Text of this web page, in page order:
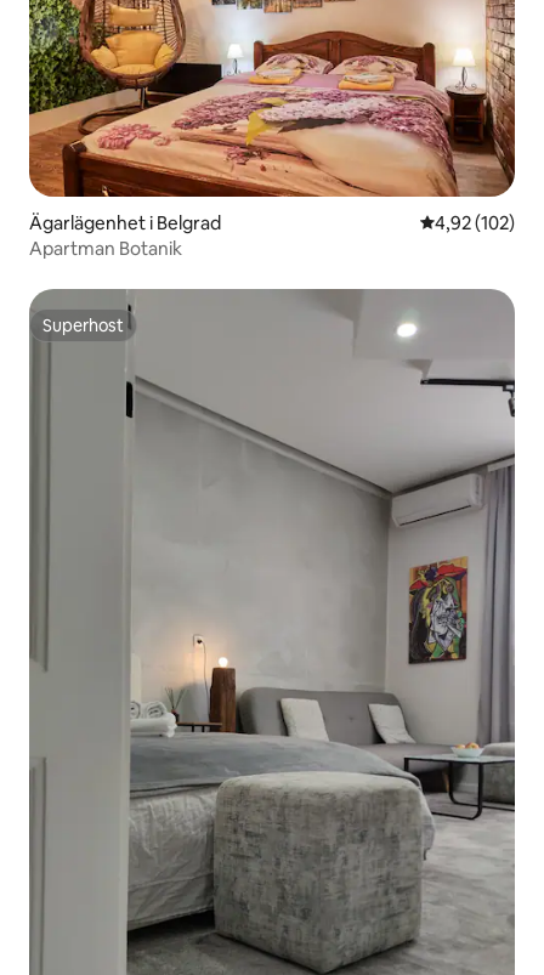
Ägarlägenhet i Belgrad 4,92 av 5 i
4,92 (102)
Apartman Botanik
Superhost
Superhost